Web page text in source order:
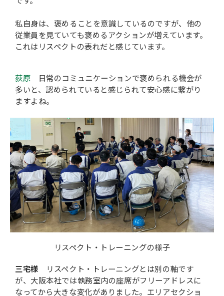
私自身は、褒めることを意識しているのですが、他の
従業員を見ていても褒めるアクションが増えています。
これはリスペクトの表れだと感じています。
荻原 日常のコミュニケーションで褒められる機会が
多いと、認められていると感じられて安心感に繋がり
ますよね。
リスペクト・トレーニングの様子
三宅様 リスペクト・トレーニングとは別の軸です
が、大阪本社では執務室内の座席がフリーアドレスに
なってから大きな変化がありました。エリアセクショ